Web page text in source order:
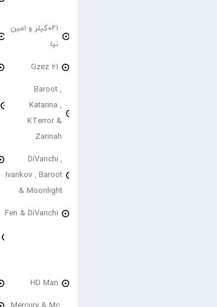
۰۲۱کیلر و امین
نیا
21 Gzez
Baroot ,
Katarina ,
KTerror &
Zarinah
DiVanchi ,
Ivankov , Baroot
& Moonlight
Fen & DiVanchi
HD Man